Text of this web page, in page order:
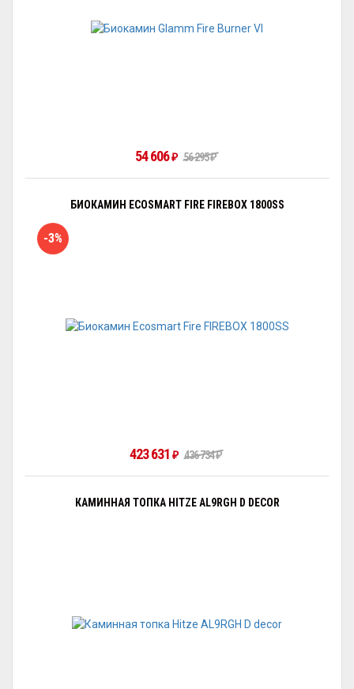
54 606 ₽ 56 295₽
БИОКАМИН ECOSMART FIRE FIREBOX 1800SS
-3%
423 631 ₽ 436 734₽
КАМИННАЯ ТОПКА HITZE AL9RGH D DECOR